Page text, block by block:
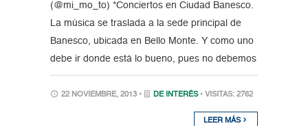
(@mi_mo_to) *Conciertos en Ciudad Banesco.
La música se traslada a la sede principal de
Banesco, ubicada en Bello Monte. Y como uno
debe ir donde está lo bueno, pues no debemos
22 NOVIEMBRE, 2013 • DE INTERÉS • VISITAS: 2762
LEER MÁS